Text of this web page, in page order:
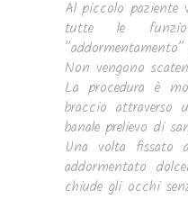
Al piccolo
tutte le
Non vengono
La procedura è
braccio
banale prelievo di
Una volta fissato
addormentato
chiude gli occhi